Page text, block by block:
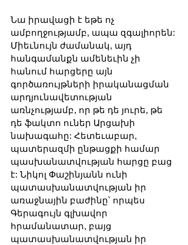
Նա իրավացի է եթե ոչ
ամբողջությամբ, ապա զգալիորեն:
Միեւնույն ժամանակ, այդ
հանգամանքն ամենեւին չի
հանում հարցերը այն
գործառույթների իրականացման
արդյունավետության
առնչությամբ, որ թե դե յուրե, թե
դե ֆակտո ուներ Արցախի
նախագահը: Հետեւաբար,
պատերազմի ընթացքի համար
պասխանատվության հարցը բաց
է: Նիկոլ Փաշինյանն ունի
պատասխանատվության իր
առաջնային բաժինը՝ որպես
Գերագույն գլխավոր
հրամանատար, բայց
պատասխանատվության իր